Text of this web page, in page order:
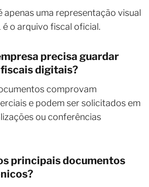
apenas uma representação visual
é o arquivo fiscal oficial.
precisa guardar
digitais?
comprovam
e podem ser solicitados em
ou conferências
principais documentos